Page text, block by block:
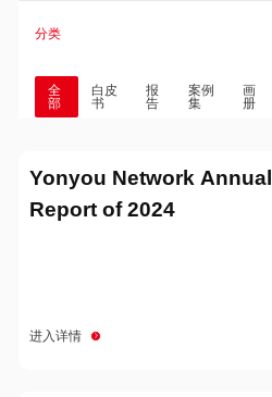
分类
全
部
白皮
书
报
告
案例
集
画
册
Yonyou Network Annual
Report of 2024
进入详情